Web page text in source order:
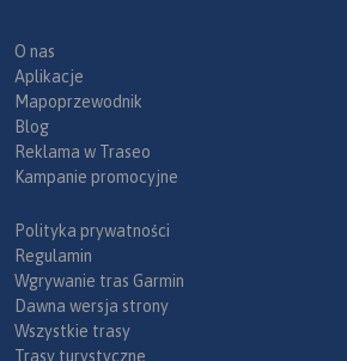
O nas
Aplikacje
Mapoprzewodnik
Blog
Reklama w Traseo
Kampanie promocyjne
Polityka prywatności
Regulamin
Wgrywanie tras Garmin
Dawna wersja strony
Wszystkie trasy
Trasy turystyczne